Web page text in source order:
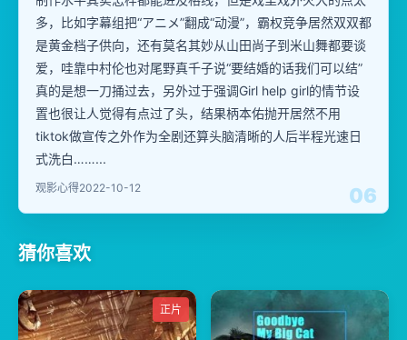
06
多，比如字幕组把“アニメ”翻成“动漫”，霸权竞争居然双双都
是黄金档子供向，还有莫名其妙从山田尚子到米山舞都要谈
爱，哇靠中村伦也对尾野真千子说“要结婚的话我们可以结”
真的是想一刀捅过去，另外过于强调Girl help girl的情节设
置也很让人觉得有点过了头，结果柄本佑抛开居然不用
tiktok做宣传之外作为全剧还算头脑清晰的人后半程光速日
式洗白……...
观影心得2022-10-12
猜你喜欢
正片